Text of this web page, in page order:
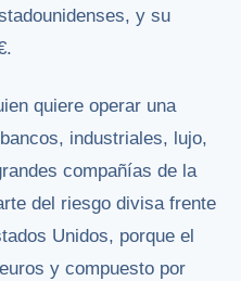
y su
quiere operar una
industriales, lujo,
compañías de la
del riesgo divisa frente
Unidos, porque el
y compuesto por